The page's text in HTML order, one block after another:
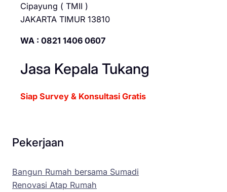
Cipayung ( TMII )
JAKARTA TIMUR 13810
WA : 0821 1406 0607
Jasa Kepala Tukang
Siap Survey & Konsultasi Gratis
Pekerjaan
Bangun Rumah bersama Sumadi
Renovasi Atap Rumah